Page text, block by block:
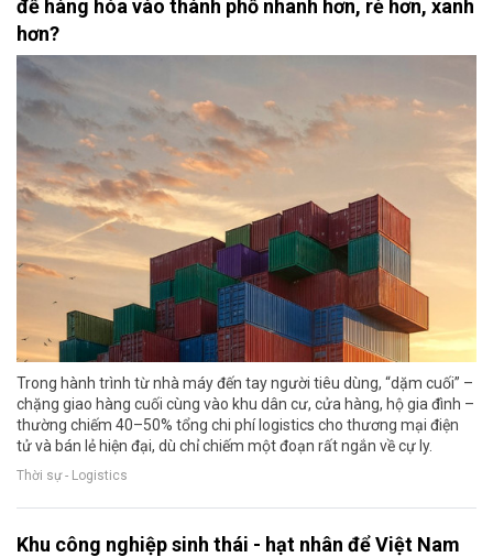
để hàng hóa vào thành phố nhanh hơn, rẻ hơn, xanh
hơn?
Trong hành trình từ nhà máy đến tay người tiêu dùng, “dặm cuối” –
chặng giao hàng cuối cùng vào khu dân cư, cửa hàng, hộ gia đình –
thường chiếm 40–50% tổng chi phí logistics cho thương mại điện
tử và bán lẻ hiện đại, dù chỉ chiếm một đoạn rất ngắn về cự ly.
Thời sự - Logistics
Khu công nghiệp sinh thái - hạt nhân để Việt Nam